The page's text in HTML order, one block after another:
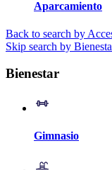
Aparcamiento
Back to search by
Skip search by
Bienestar
Gimnasio